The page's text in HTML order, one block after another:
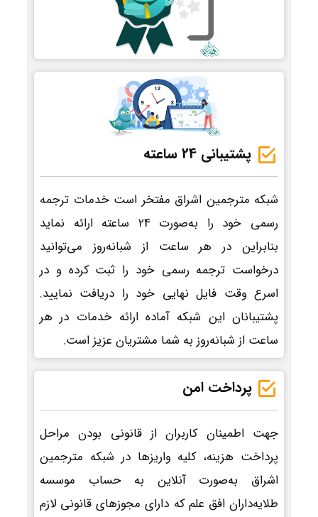
پشتیبانی 24 ساعته
شبکه مترجمین اشراق مفتخر است خدمات ترجمه
رسمی خود را به‌صورت 24 ساعته ارائه نماید
بنابراین در هر ساعت از شبانه‌روز می‌توانید
درخواست ترجمه رسمی خود را ثبت کرده و در
اسرع وقت فایل نهایی خود را دریافت نمایید.
پشتیبانان این شبکه آماده ارائه خدمات در هر
ساعت از شبانه‌روز به شما مشتریان عزیز است.
پرداخت امن
جهت اطمینان کاربران از قانونی بودن مراحل
پرداخت هزینه، کلیه واریزها در شبکه مترجمین
اشراق به‌صورت آنلاین به حساب موسسه
طلایه‌داران افق علم که دارای مجوزهای قانونی لازم